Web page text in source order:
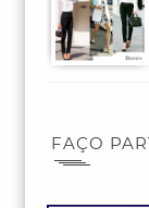
FAÇO